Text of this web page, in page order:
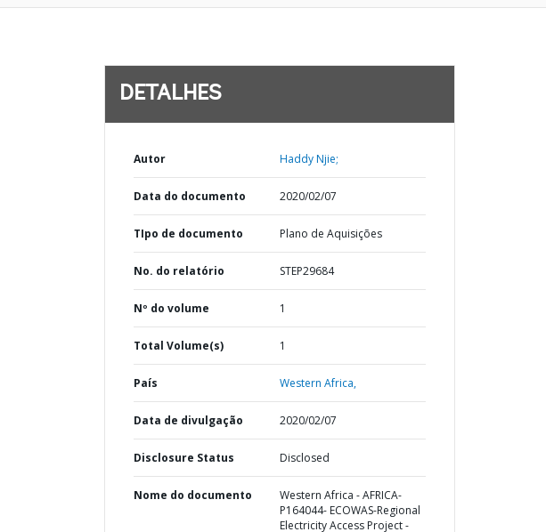
DETALHES
Autor Haddy Njie;
Data do documento 2020/02/07
TIpo de documento Plano de Aquisições
No. do relatório STEP29684
Nº do volume 1
Total Volume(s) 1
País Western Africa,
Data de divulgação 2020/02/07
Disclosure Status Disclosed
Nome do documento
Western Africa - AFRICA-
P164044- ECOWAS-Regional
Electricity Access Project -